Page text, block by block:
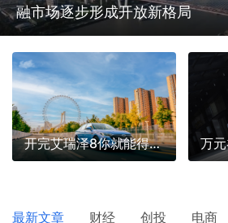
融市场逐步形成开放新格局
开完艾瑞泽8你就能得到标准答案
最新文章 财经 创投 电商